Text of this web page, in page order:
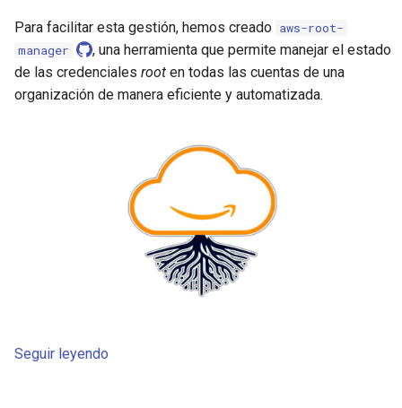
Para facilitar esta gestión, hemos creado aws-root-
manager
, una herramienta que permite manejar el estado
de las credenciales root en todas las cuentas de una
organización de manera eficiente y automatizada.
Seguir leyendo